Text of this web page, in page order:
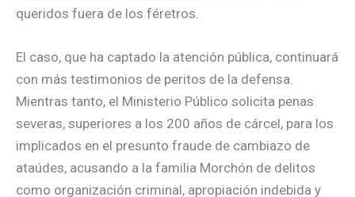
queridos fuera de los féretros.
El caso, que ha captado la atención pública, continuará
con más testimonios de peritos de la defensa.
Mientras tanto, el Ministerio Público solicita penas
severas, superiores a los 200 años de cárcel, para los
implicados en el presunto fraude de cambiazo de
ataúdes, acusando a la familia Morchón de delitos
como organización criminal, apropiación indebida y